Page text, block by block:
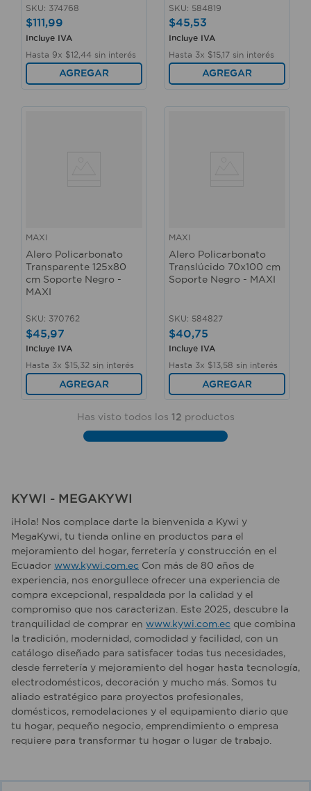
SKU: 374768
$111,99
Incluye IVA
Hasta 9x $12 44 sin interés
AGREGAR
SKU: 584819
$45,53
Incluye IVA
Hasta 3x $1517 sin interés
AGREGAR
MAXI
Alero Policarbonato
Transparente 125x80
cm Soporte Negro -
MAXI
SKU: 370762
$45,97
Incluye IVA
Hasta 3x $15 32 sin interés
AGREGAR
MAXI
Alero Policarbonato
Translúcido 70x100 cm
Soporte Negro - MAXI
SKU: 584827
$40,75
Incluye IVA
Hasta 3x $13 58 sin interés
AGREGAR
Has visto todos los 12 productos
KYWI - MEGAKYWI
¡Hola! Nos complace darte la bienvenida a Kywi y
MegaKywi, tu tienda online en productos para el
mejoramiento del hogar, ferretería y construcción en el
Ecuador www.kywi.com.ec Con más de 80 años de
experiencia, nos enorgullece ofrecer una experiencia de
compra excepcional, respaldada por la calidad y el
compromiso que nos caracterizan. Este 2025, descubre la
tranquilidad de comprar en www.kywi.com.ec que combina
la tradición, modernidad, comodidad y facilidad, con un
catálogo diseñado para satisfacer todas tus necesidades,
desde ferretería y mejoramiento del hogar hasta tecnología,
electrodomésticos, decoración y mucho más. Somos tu
aliado estratégico para proyectos profesionales,
domésticos, remodelaciones y el equipamiento diario que
tu hogar, pequeño negocio, emprendimiento o empresa
requiere para transformar tu hogar o lugar de trabajo.